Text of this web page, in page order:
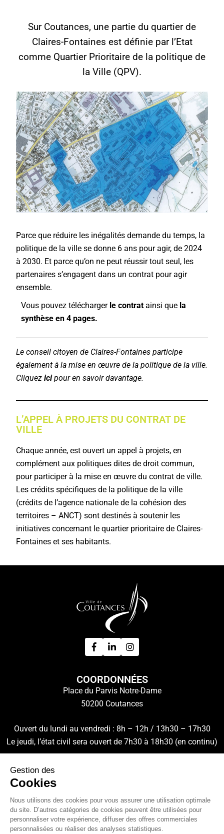
Sur Coutances, une partie du quartier de
Claires-Fontaines est définie par l’Etat
comme Quartier Prioritaire de la politique de
la Ville (QPV).
Parce que réduire les inégalités demande du temps, la
politique de la ville se donne 6 ans pour agir, de 2024
à 2030. Et parce qu’on ne peut réussir tout seul, les
partenaires s’engagent dans un contrat pour agir
ensemble.
Vous pouvez téléchargerle contrat ainsi que la
synthèse en 4 pages.
Le conseil citoyen de Claires-Fontaines participe
également à la mise en œuvre de la politique de la ville.
Cliquezicipour en savoir davantage.
L’APPEL À PROJETS DU CONTRAT DE
VILLE
Chaque année, est ouvert un appel à projets, en
complément aux politiques dites de droit commun,
pour participer à la mise en œuvre du contrat de ville.
Les crédits spécifiques de la politique de la ville
(crédits de l’agence nationale de la cohésion des
territoires – ANCT) sont destinés à soutenir les
initiatives concernant le quartier prioritaire de Claires-
Fontaines et ses habitants.
COORDONNÉES
Place du Parvis Notre-Dame
50200 Coutances
Ouvert du lundi au vendredi : 8h – 12h / 13h30 – 17h30
Le jeudi, l’état civil sera ouvert de 7h30 à 18h30 (en continu)
Contact
Mentions légales
Gestion des
Cookies
Nous utilisons des cookies pour vous assurer une utilisation optimale
du site. D’autres catégories de cookies peuvent être utilisées pour
personnaliser votre expérience, diffuser des offres commerciales
personnalisées ou réaliser des analyses statistiques.